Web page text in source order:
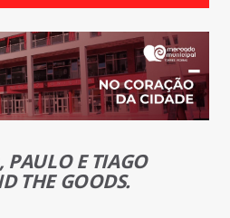
E TIAGO
THE GOODS.